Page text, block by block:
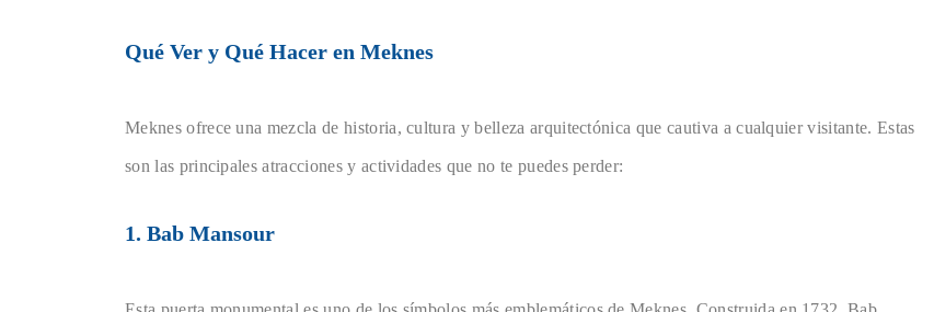
Qué Ver y Qué Hacer en Meknes
Meknes ofrece una mezcla de historia, cultura y belleza arquitectónica que cautiva a cualquier visitante. Estas
son las principales atracciones y actividades que no te puedes perder:
1. Bab Mansour